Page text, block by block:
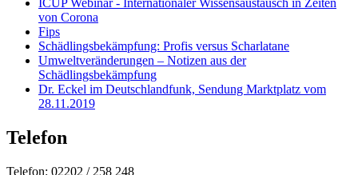
ICUP Webinar - Internationaler Wissensaustausch in Zeiten
von Corona
Fips
Schädlingsbekämpfung: Profis versus Scharlatane
Umweltveränderungen – Notizen aus der
Schädlingsbekämpfung
Dr. Eckel im Deutschlandfunk, Sendung Marktplatz vom
28.11.2019
Telefon
Telefon: 02202 / 258 248